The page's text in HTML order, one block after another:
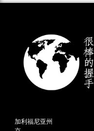
加利福尼亚州